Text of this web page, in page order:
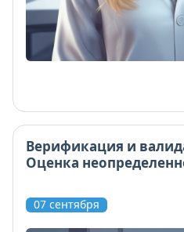
Верификация и
Оценка
07 сентября